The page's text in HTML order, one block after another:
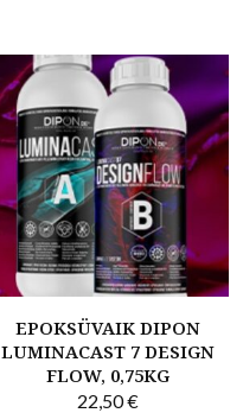
EPOKSÜVAIK DIPON
LUMINACAST 7 DESIGN
FLOW, 0,75KG
22,50€